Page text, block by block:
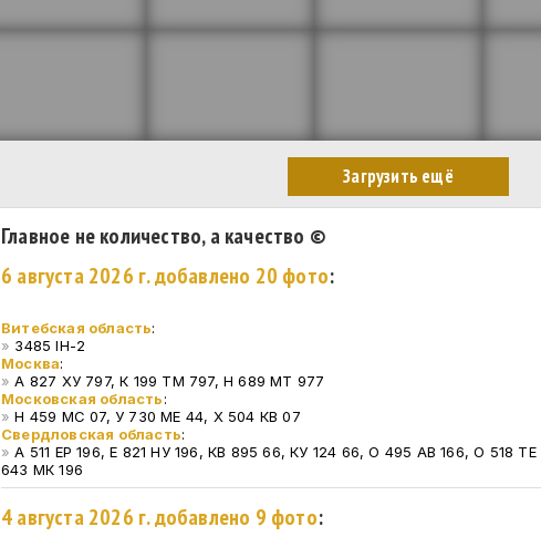
Главное не количество, а качество ©
6 августа 2026 г. добавлено 20 фото:
Витебская область:
» 3485 IH-2
Москва:
»А 827 ХУ 797, К 199 ТМ 797, Н 689 МТ 977
Московская область:
»Н 459 МС 07, У 730 МЕ 44, Х 504 КВ 07
Свердловская область:
»А 511 ЕР 196, Е 821 НУ 196, КВ 895 66, КУ 124 66, О 495 АВ 166, О 518
643 МК 196
4 августа 2026 г. добавлено 9 фото: